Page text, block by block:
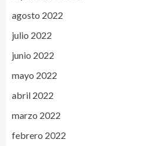
agosto 2022
julio 2022
junio 2022
mayo 2022
abril 2022
marzo 2022
febrero 2022